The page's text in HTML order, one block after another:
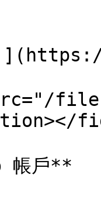
帳戶**